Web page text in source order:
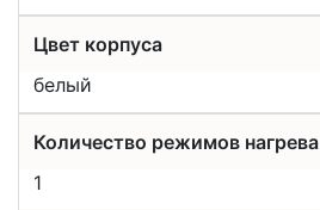
Цвет корпуса
белый
Количество режимов нагрева
1